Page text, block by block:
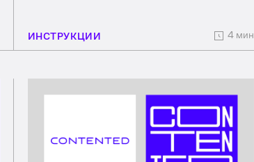
ИНСТРУКЦИИ 4 мин